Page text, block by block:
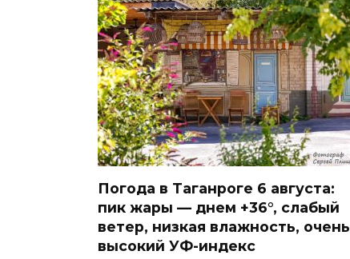
Погода в Таганроге 6 августа:
пик жары — днем +36°, слабый
ветер, низкая влажность, очень
высокий УФ-индекс